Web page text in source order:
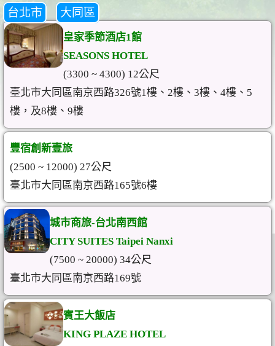
台北市 大同區
皇家季節酒店1館
SEASONS HOTEL
(3300 ~ 4300) 12公尺
臺北市大同區南京西路326號1樓、2樓、3樓、4樓、5
樓，及8樓、9樓
豐宿創新壹旅
(2500 ~ 12000) 27公尺
臺北市大同區南京西路165號6樓
城市商旅-台北南西館
CITY SUITES Taipei Nanxi
(7500 ~ 20000) 34公尺
臺北市大同區南京西路169號
賓王大飯店
KING PLAZE HOTEL